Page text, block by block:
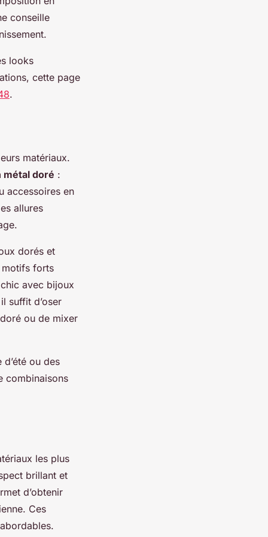
conseille
looks
cette page
.
matériaux.
métal doré :
accessoires en
allures
dorés et
forts
avec bijoux
suffit d’oser
ou de mixer
ou des
combinaisons
les plus
brillant et
d’obtenir
Ces